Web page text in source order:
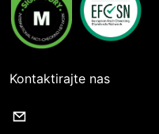
Kontaktirajte nas